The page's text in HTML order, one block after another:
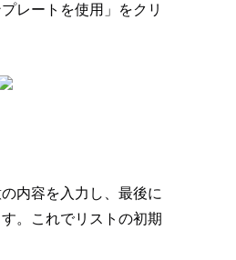
レートを使用」をクリ
内容を入力し、最後に
。これでリストの初期